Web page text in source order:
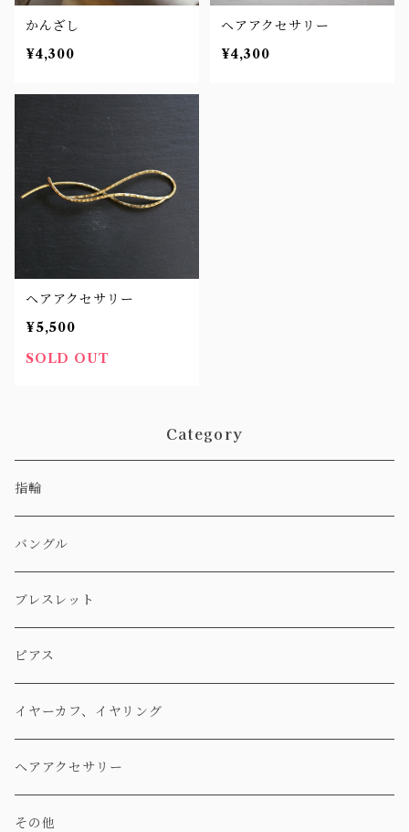
かんざし
¥4,300
ヘアアクセサリー
¥4,300
ヘアアクセサリー
¥5,500
SOLD OUT
Category
指輪
バングル
ブレスレット
ピアス
イヤーカフ、イヤリング
ヘアアクセサリー
その他